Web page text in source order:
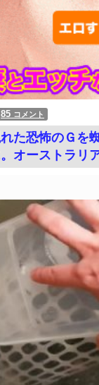
85 コメント
た恐怖のＧを
オーストラリア